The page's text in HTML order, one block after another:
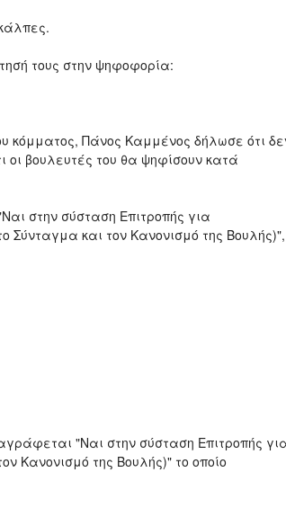
τους στην ψηφοφορία:
κόμματος, Πάνος Καμμένος δήλωσε ότι
βουλευτές του θα ψηφίσουν κατά
στην σύσταση Επιτροπής για
Σύνταγμα και τον Κανονισμό της Βουλής)",
"Ναι στην σύσταση Επιτροπής
Κανονισμό της Βουλής)" το οποίο